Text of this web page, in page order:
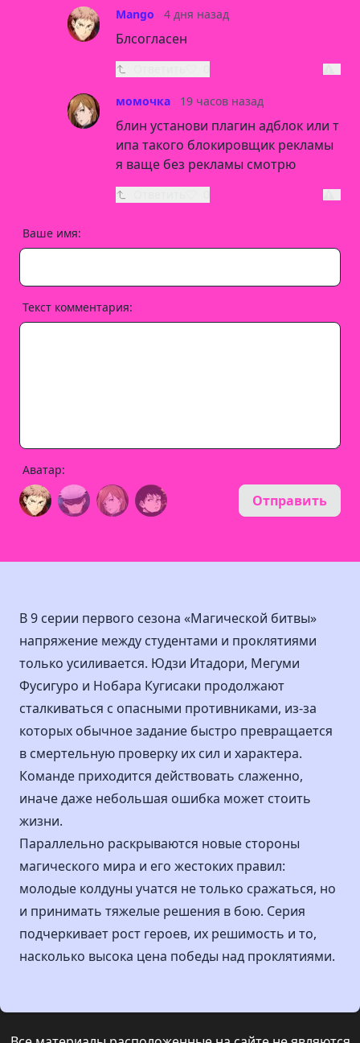
Mango 4 дня назад
Блсогласен
момочка 19 часов назад
блин установи плагин адблок или т
ипа такого блокировщик рекламы
я ваще без рекламы смотрю
Ваше имя:
Текст комментария:
Аватар:
Отправить
В 9 серии первого сезона «Магической битвы»
напряжение между студентами и проклятиями
только усиливается. Юдзи Итадори, Мегуми
Фусигуро и Нобара Кугисаки продолжают
сталкиваться с опасными противниками, из-за
которых обычное задание быстро превращается
в смертельную проверку их сил и характера.
Команде приходится действовать слаженно,
иначе даже небольшая ошибка может стоить
жизни.
Параллельно раскрываются новые стороны
магического мира и его жестоких правил:
молодые колдуны учатся не только сражаться, но
и принимать тяжелые решения в бою. Серия
подчеркивает рост героев, их решимость и то,
насколько высока цена победы над проклятиями.